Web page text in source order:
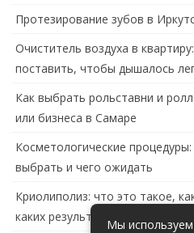
Протезирование зубов в
Очиститель воздуха в
поставить, чтобы дышалось
Как выбрать рольставни и
или бизнеса в Самаре
Косметологические
выбрать и чего ожидать
Криолиполиз: что это такое,
каких результатов ждать
Мы